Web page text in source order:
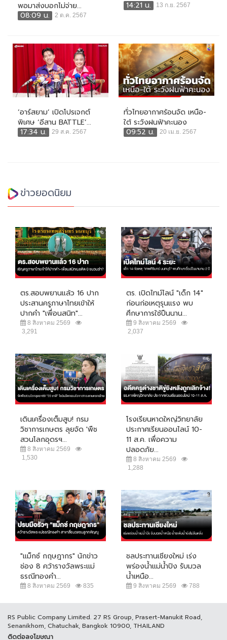
พอมาส่งบอกไม่จ่าย...
08:09 น.
2 ต.ค. 2567
14:21 น.
13 ก.ย. 2567
‘อาร์สยาม’ เปิดโปรเจกต์
พิเศษ ‘อีสาน BATTLE’...
17:34 น.
29 ส.ค. 2567
ทั่วไทยอากาศร้อนจัด เหนือ-
ใต้ ระวังฝนฟ้าคะนอง
09:52 น.
20 เม.ย. 2567
ข่าวยอดนิยม
ตร.สอบพยานแล้ว 16 ปาก
ประสานครูภาษาไทยเข้าให้
ปากคำ "เพื่อนสนิท"...
8 สิงหาคม 2569
3,291
ตร. เปิดไทม์ไลน์ "เด็ก 14"
ก่อนก่อเหตุรุนแรง พบ
ศึกษาการใช้ปืนนาน...
9 สิงหาคม 2569
2,037
เดินเครื่องเต็มสูบ! กรม
วิชาการเกษตร ลุยจัด 'พืช
สวนโลกอุดรฯ...
8 สิงหาคม 2569
1,530
โรงเรียนหาดใหญ่วิทยาลัย
ประกาศเรียนออนไลน์ 10-
11 ส.ค. เพื่อความ
ปลอดภัย...
8 สิงหาคม 2569
1,288
"แม็กซ์ กฤษฎากร" นักข่าว
ช่อง 8 คว้ารางวัลพระแม่
ธรณีทองคำ...
8 สิงหาคม 2569 835
ชลประทานเชียงใหม่ เร่ง
พร่องน้ำแม่น้ำปิง รับมวล
น้ำเหนือ...
9 สิงหาคม 2569 788
RS Public Company Limited. 27 RS Group, Prasert-Manukit Road,
Senanikhom, Chatuchak, Bangkok 10900, THAILAND
ติดต่อลงโฆษณา